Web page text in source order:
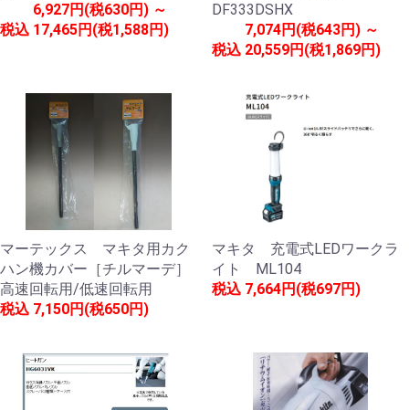
税込
6,927円(税630円) ～
17,465円(税1,588円)
DF333DSHX
税込
7,074円(税643円) ～
20,559円(税1,869円)
マーテックス マキタ用カク
ハン機カバー［チルマーデ］
高速回転用/低速回転用
税込 7,150円(税650円)
マキタ 充電式LEDワークラ
イト ML104
税込 7,664円(税697円)